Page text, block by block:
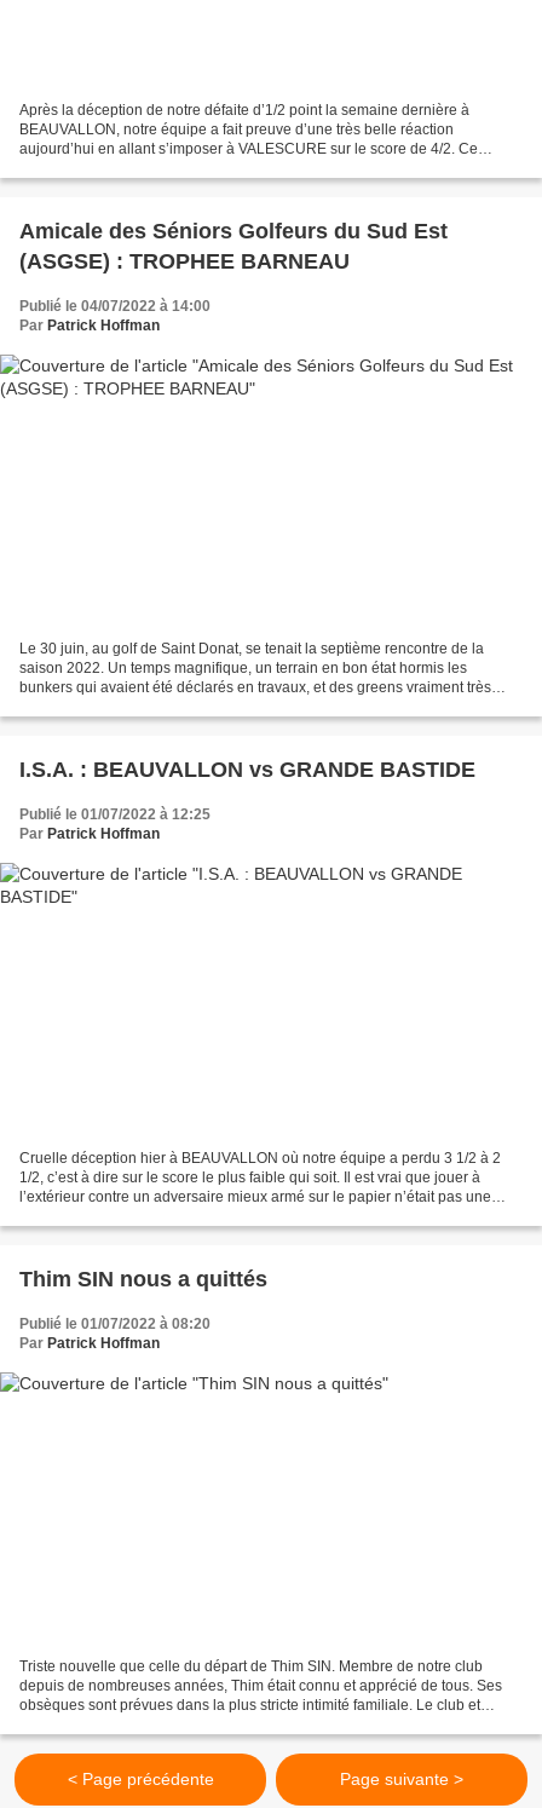
Après la déception de notre défaite d’1/2 point la semaine dernière à
BEAUVALLON, notre équipe a fait preuve d’une très belle réaction
aujourd’hui en allant s’imposer à VALESCURE sur le score de 4/2. Ce
Amicale des Séniors Golfeurs du Sud Est
(ASGSE) : TROPHEE BARNEAU
Publié le 04/07/2022 à 14:00
Par Patrick Hoffman
Le 30 juin, au golf de Saint Donat, se tenait la septième rencontre de la
saison 2022. Un temps magnifique, un terrain en bon état hormis les
bunkers qui avaient été déclarés en travaux, et des greens vraiment très
I.S.A. : BEAUVALLON vs GRANDE BASTIDE
Publié le 01/07/2022 à 12:25
Par Patrick Hoffman
Cruelle déception hier à BEAUVALLON où notre équipe a perdu 3 1/2 à 2
1/2, c’est à dire sur le score le plus faible qui soit. Il est vrai que jouer à
l’extérieur contre un adversaire mieux armé sur le papier n’était pas une
Thim SIN nous a quittés
Publié le 01/07/2022 à 08:20
Par Patrick Hoffman
Triste nouvelle que celle du départ de Thim SIN. Membre de notre club
depuis de nombreuses années, Thim était connu et apprécié de tous. Ses
obsèques sont prévues dans la plus stricte intimité familiale. Le club et
< Page précédente Page suivante >